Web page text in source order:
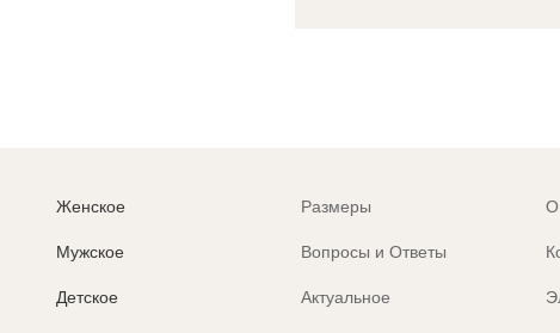
Женское
Мужское
Детское
Размеры
Вопросы и Ответы
Актуальное
О